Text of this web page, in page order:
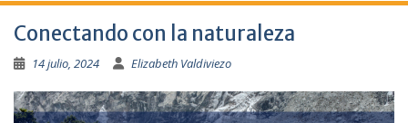
Conectando con la naturaleza
14 julio, 2024 Elizabeth Valdiviezo